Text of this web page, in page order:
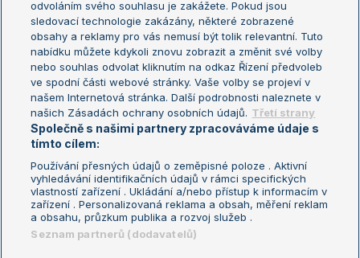
Turnaj mistrů
Turnaj mistryň
Aktualní trendy
Fotbalové přestupy
Livesport Daily
LS Prague Open
Podmínky užití
Nastavení soukromí
GDPR a žurnalistika
Reklama
Kontakt
Informace o zpracování osobních
údajů
odvoláním svého souhlasu je zakážete. Pokud jsou
sledovací technologie zakázány, některé zobrazené
obsahy a reklamy pro vás nemusí být tolik relevantní. Tuto
nabídku můžete kdykoli znovu zobrazit a změnit své volby
nebo souhlas odvolat kliknutím na odkaz Řízení předvoleb
ve spodní části webové stránky. Vaše volby se projeví v
našem Internetová stránka. Další podrobnosti naleznete v
našich Zásadách ochrany osobních údajů. Třetí strany
Společně s našimi partnery zpracováváme údaje s
tímto cílem:
Používání přesných údajů o zeměpisné poloze . Aktivní
vyhledávání identifikačních údajů v rámci specifických
vlastností zařízení . Ukládání a/nebo přístup k informacím v
zařízení . Personalizovaná reklama a obsah, měření reklam
a obsahu, průzkum publika a rozvoj služeb .
Seznam partnerů (dodavatelů)